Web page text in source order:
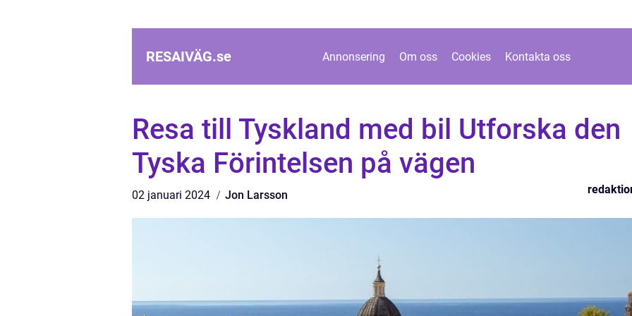
RESAIVÄG.se Annonsering Om oss Cookies Kontakta oss
Resa till Tyskland med bil Utforska den
Tyska Förintelsen på vägen
02 januari 2024 Jon Larsson